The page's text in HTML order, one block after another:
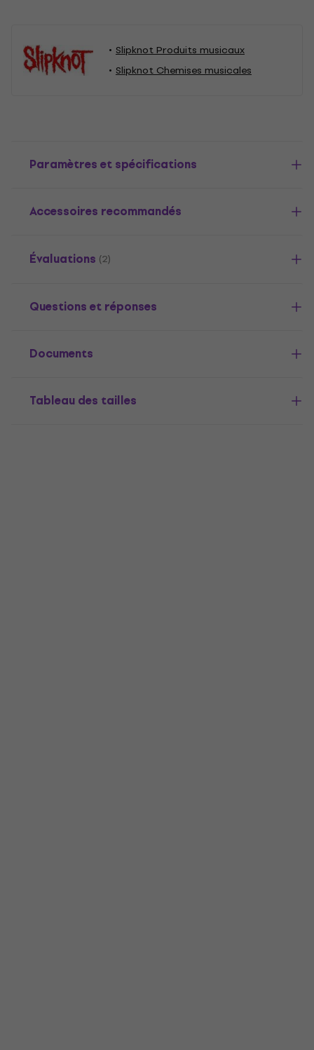
Slipknot Produits musicaux
Slipknot Chemises musicales
Paramètres et spécifications
Accessoires recommandés
Évaluations (2)
Questions et réponses
Documents
Tableau des tailles